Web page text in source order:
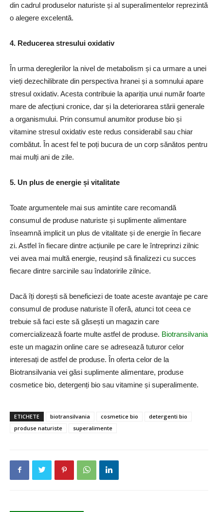
din cadrul produselor naturiste și al superalimentelor reprezintă
o alegere excelentă.
4. Reducerea stresului oxidativ
În urma dereglerilor la nivel de metabolism și ca urmare a unei
vieți dezechilibrate din perspectiva hranei și a somnului apare
stresul oxidativ. Acesta contribuie la apariția unui număr foarte
mare de afecțiuni cronice, dar și la deteriorarea stării generale
a organismului. Prin consumul anumitor produse bio și
vitamine stresul oxidativ este redus considerabil sau chiar
combătut. În acest fel te poți bucura de un corp sănătos pentru
mai mulți ani de zile.
5. Un plus de energie și vitalitate
Toate argumentele mai sus amintite care recomandă
consumul de produse naturiste și suplimente alimentare
înseamnă implicit un plus de vitalitate și de energie în fiecare
zi. Astfel în fiecare dintre acțiunile pe care le întreprinzi zilnic
vei avea mai multă energie, reușind să finalizezi cu succes
fiecare dintre sarcinile sau îndatoririle zilnice.
Dacă îți dorești să beneficiezi de toate aceste avantaje pe care
consumul de produse naturiste îl oferă, atunci tot ceea ce
trebuie să faci este să găsești un magazin care
comercializează foarte multe astfel de produse. Biotransilvania
este un magazin online care se adresează tuturor celor
interesați de astfel de produse. În oferta celor de la
Biotransilvania vei găsi suplimente alimentare, produse
cosmetice bio, detergenți bio sau vitamine și superalimente.
ETICHETE biotransilvania cosmetice bio
detergenti bio
produse naturiste
superalimente